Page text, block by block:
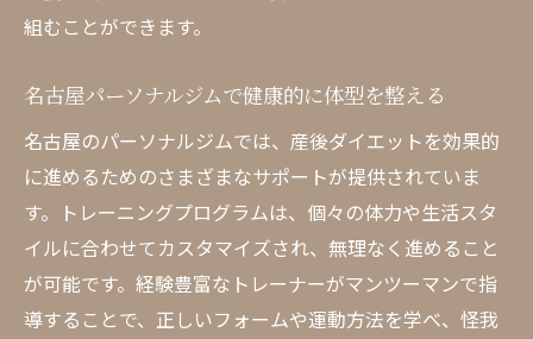
組むことができます。
名古屋パーソナルジムで健康的に体型を整える
名古屋のパーソナルジムでは、産後ダイエットを効果的
に進めるためのさまざまなサポートが提供されていま
す。トレーニングプログラムは、個々の体力や生活スタ
イルに合わせてカスタマイズされ、無理なく進めること
が可能です。経験豊富なトレーナーがマンツーマンで指
導することで、正しいフォームや運動方法を学べ、怪我